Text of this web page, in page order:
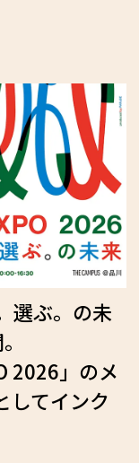
選ぶ。の未
2026」のメ
してインク